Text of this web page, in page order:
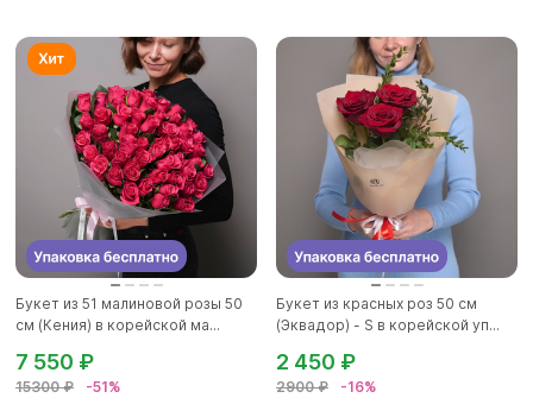
Букет из 51 малиновой розы 50
см (Кения) в корейской ма...
15300 ₽ -51%
7 550 ₽
Букет из красных роз 50 см
(Эквадор) - S в корейской уп...
2900 ₽ -16%
2 450 ₽